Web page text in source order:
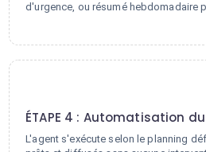
d'urgence, ou résumé hebdomadaire
ÉTAPE 4 : Automatisation
L'agent s'exécute selon le planning